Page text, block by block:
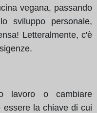
vegana, passando
sviluppo personale,
Letteralmente, c'è
lavoro o cambiare
la chiave di cui